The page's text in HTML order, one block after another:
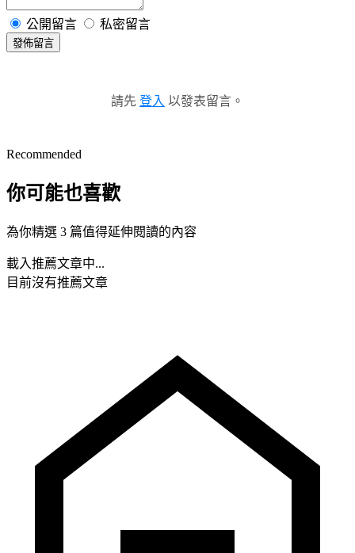
公開留言 私密留言
發佈留言
請先 登入 以發表留言。
Recommended
你可能也喜歡
為你精選 3 篇值得延伸閱讀的內容
載入推薦文章中...
目前沒有推薦文章